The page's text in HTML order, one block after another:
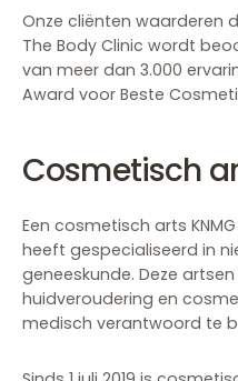
Onze cliënten waarderen
The Body Clinic wordt
van meer dan 3.000
Award voor Beste
Cosmetisch
Een cosmetisch arts
heeft gespecialiseerd in
geneeskunde. Deze
huidveroudering en
medisch verantwoord te